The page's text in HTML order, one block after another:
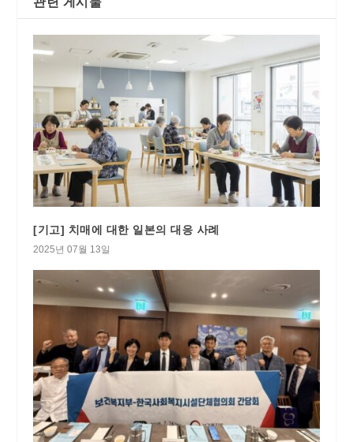
[기고] 치매에 대한 일본의 대응 사례
2025년 07월 13일